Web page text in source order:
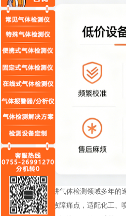
深耕气体检测领域多年的
类故障痛点，适配化工、